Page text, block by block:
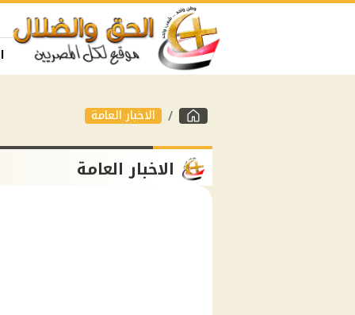
الاخبار العامة
الاخبار العامة